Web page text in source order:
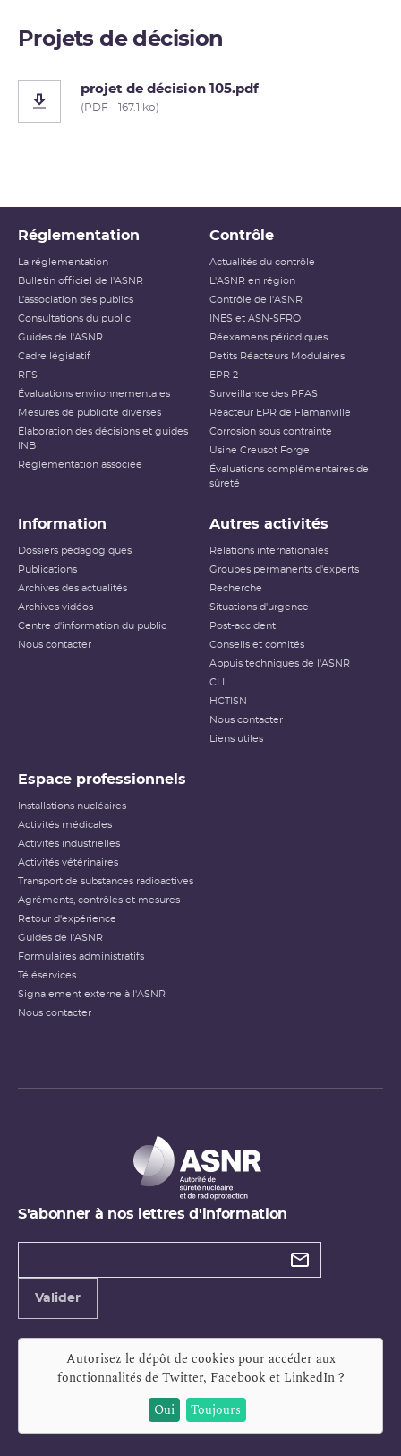
Projets de décision
projet de décision 105.pdf
(PDF - 167.1 ko)
Réglementation
La réglementation
Bulletin officiel de l'ASNR
L’association des publics
Consultations du public
Guides de l'ASNR
Cadre législatif
RFS
Évaluations environnementales
Mesures de publicité diverses
Élaboration des décisions et guides
INB
Réglementation associée
Contrôle
Actualités du contrôle
L'ASNR en région
Contrôle de l'ASNR
INES et ASN-SFRO
Réexamens périodiques
Petits Réacteurs Modulaires
EPR 2
Surveillance des PFAS
Réacteur EPR de Flamanville
Corrosion sous contrainte
Usine Creusot Forge
Évaluations complémentaires de
sûreté
Information
Dossiers pédagogiques
Publications
Archives des actualités
Archives vidéos
Centre d'information du public
Nous contacter
Autres activités
Relations internationales
Groupes permanents d'experts
Recherche
Situations d'urgence
Post-accident
Conseils et comités
Appuis techniques de l'ASNR
CLI
HCTISN
Nous contacter
Liens utiles
Espace professionnels
Installations nucléaires
Activités médicales
Activités industrielles
Activités vétérinaires
Transport de substances radioactives
Agréments, contrôles et mesures
Retour d'expérience
Guides de l'ASNR
Formulaires administratifs
Téléservices
Signalement externe à l'ASNR
Nous contacter
S'abonner à nos lettres d'information
Types de
Valider
Autorisez le dépôt de cookies pour accéder aux
fonctionnalités de Twitter, Facebook et LinkedIn?
Oui
Toujours